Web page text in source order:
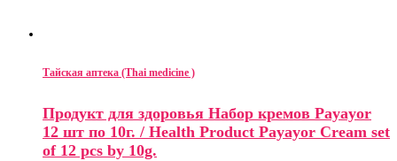
Тайская аптека (Thai medicine )
Продукт для здоровья Набор кремов Payayor
12 шт по 10г. / Health Product Payayor Cream set
of 12 pcs by 10g.